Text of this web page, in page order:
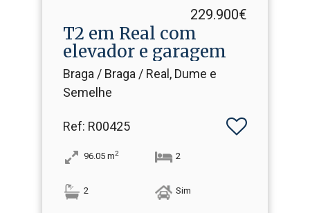
229.900€
T2 em Real com
elevador e garagem
Braga / Braga / Real, Dume e
Semelhe
Ref: R00425
96.05 m2 2
2 Sim